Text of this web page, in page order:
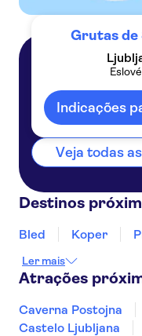
Grutas de
Indicações
Veja todas
Destinos
Bled Koper
Ler mais
Atrações
Caverna Postojna
Castelo Ljubljana